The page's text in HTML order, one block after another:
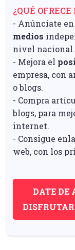
¿QUÉ
- Anúnciate
medios
nivel nacional.
- Mejora el
empresa, con
o blogs.
- Compra
blogs, para
internet.
- Consigue
web, con los
DATE DE